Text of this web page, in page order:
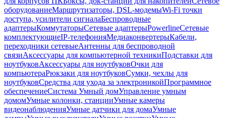
оборудованиеМаршрутизаторы, DSL-модемыWi-Fi точки
доступа, усилители сигналаБеспроводные
адаптерыКоммутаторыСетевые адаптерыPowerlineСетевые
комплектующиеIP-телефонияМедиаконвертерыКабели,
переходники сетевыеАнтенны для беспроводной
связиАксессуары для компьютерной техникиПодставки для
ноутбуковАксессуары для ноутбуковОчки для
компьютераРюкзаки для ноутбуковСумки, чехлы для
ноутбуковСредства для ухода за электроникойПрограммное
обеспечениеСистема Умный домУправление умным
домомУмные колонки, станцииУмные камеры
видеонаблюденияУмные датчики для домаУмные